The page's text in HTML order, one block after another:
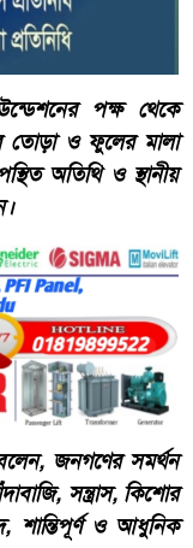
পক্ষ থেকে
তোড়া ও ফুলের মালা
অতিথি ও স্থানীয়
জনগণের সমর্থন
সন্ত্রাস, কিশোর
শান্তিপূর্ণ ও আধুনিক